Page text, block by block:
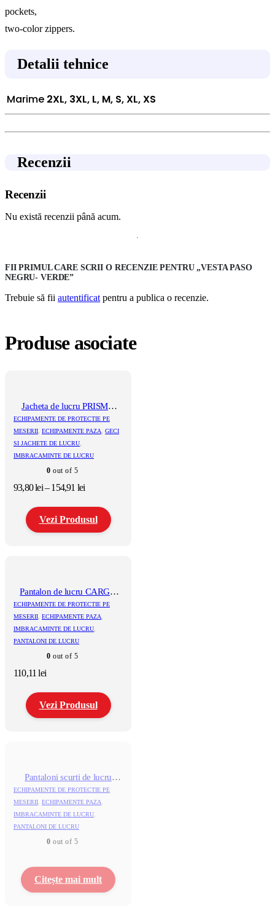
pockets,
two-color zippers.
Detalii tehnice
Marime 2XL, 3XL, L, M, S, XL, XS
Recenzii
Recenzii
Nu există recenzii până acum.
FII PRIMUL CARE SCRII O RECENZIE PENTRU „VESTA PASO
NEGRU- VERDE”
Trebuie să fii autentificat pentru a publica o recenzie.
Produse asociate
Jacheta de lucru PRISMA
GRI
ECHIPAMENTE DE PROTECTIE PE
MESERII, ECHIPAMENTE PAZA, GECI
SI JACHETE DE LUCRU,
IMBRACAMINTE DE LUCRU
0 out of 5
93,80lei– 154,91 leiInterval
prețuri:
93,80 lei
până
Vezi Produsul
multe
variații.
Opțiunile
pot
fi
alese
produsului.
Pantalon de lucru CARGO
EM 2.0
ECHIPAMENTE DE PROTECTIE PE
MESERII, ECHIPAMENTE PAZA,
IMBRACAMINTE DE LUCRU,
PANTALONI DE LUCRU
0 out of 5
110,11lei
Vezi Produsul
multe
variații.
Opțiunile
pot
fi
alese
Pantaloni scurti de lucru
KASTOR GRI (EMERTON)
ECHIPAMENTE DE PROTECTIE PE
MESERII, ECHIPAMENTE PAZA,
IMBRACAMINTE DE LUCRU,
PANTALONI DE LUCRU
0 out of 5
Citește mai mult